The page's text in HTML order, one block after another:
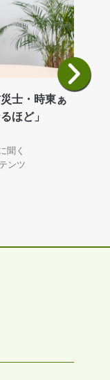
士・時東ぁ
ほど」
聞く
ンツ